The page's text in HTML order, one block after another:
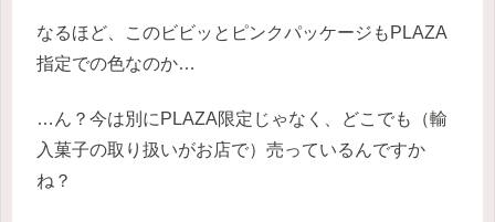
なるほど、このビビッとピンクパッケージもPLAZA
指定での色なのか…
…ん？今は別にPLAZA限定じゃなく、どこでも（輸
入菓子の取り扱いがお店で）売っているんですか
ね？